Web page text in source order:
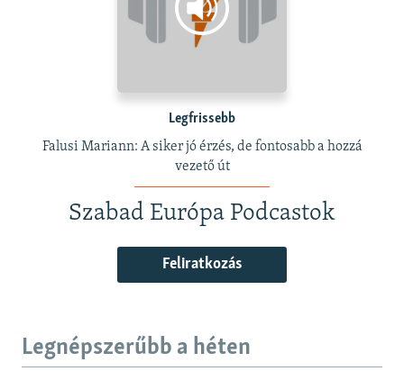
Legfrissebb
Falusi Mariann: A siker jó érzés, de fontosabb a hozzá
vezető út
Szabad Európa Podcastok
Feliratkozás
Legnépszerűbb a héten